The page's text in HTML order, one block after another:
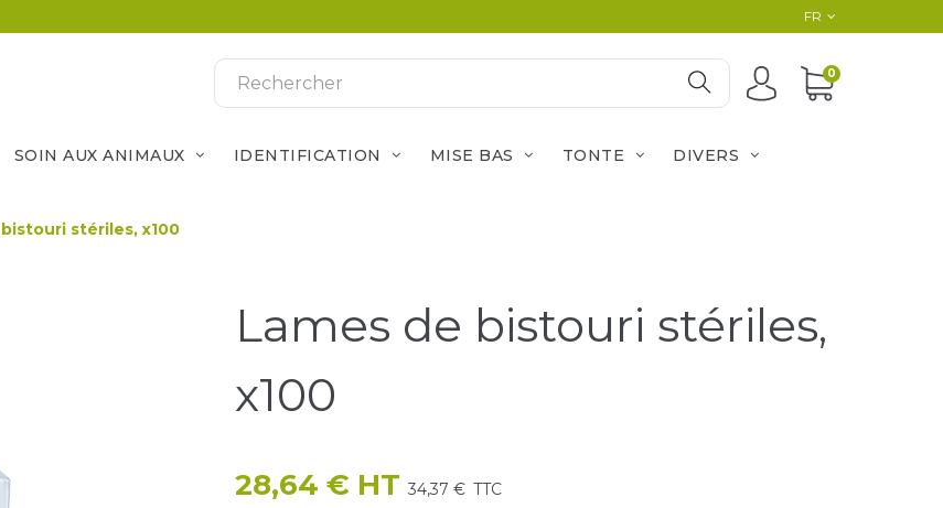
FR
0
SOIN AUX ANIMAUX IDENTIFICATION MISE BAS TONTE DIVERS
stériles, x100
Lames de bistouri stériles,
x100
28,64 € HT 34,37 € TTC